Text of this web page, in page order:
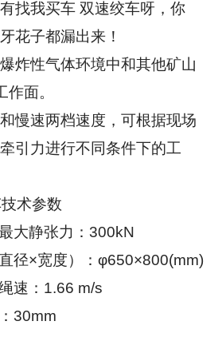
找我买车 双速绞车呀，你
花子都漏出来！
炸性气体环境中和其他矿山
面。
慢速两档速度，可根据现场
引力进行不同条件下的工
术参数
大静张力：300kN
径×宽度）：φ650×800(mm)
速：1.66 m/s
30mm